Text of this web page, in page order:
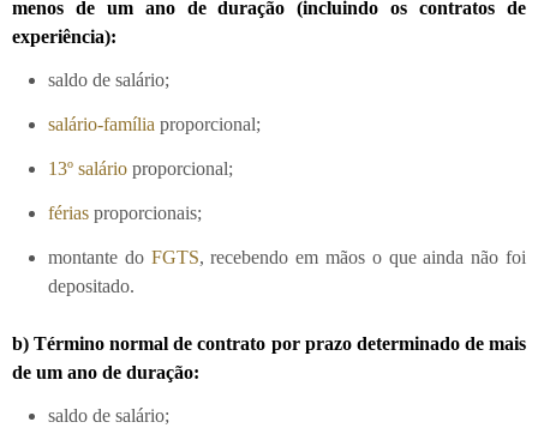
menos de um ano de duração (incluindo os contratos de
experiência):
saldo de salário;
salário-família proporcional;
13º salário proporcional;
férias proporcionais;
montante do FGTS, recebendo em mãos o que ainda não foi
depositado.
b) Término normal de contrato por prazo determinado de mais
de um ano de duração:
saldo de salário;